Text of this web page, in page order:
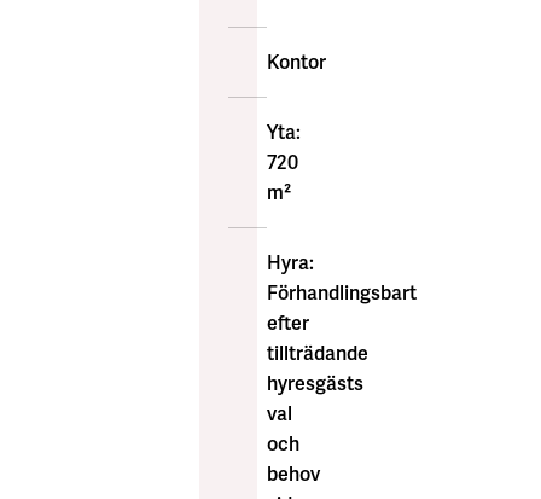
Kontor
Yta:
720
m²
Hyra:
Förhandlingsbart
efter
tillträdande
hyresgästs
val
och
behov
fasadskylt